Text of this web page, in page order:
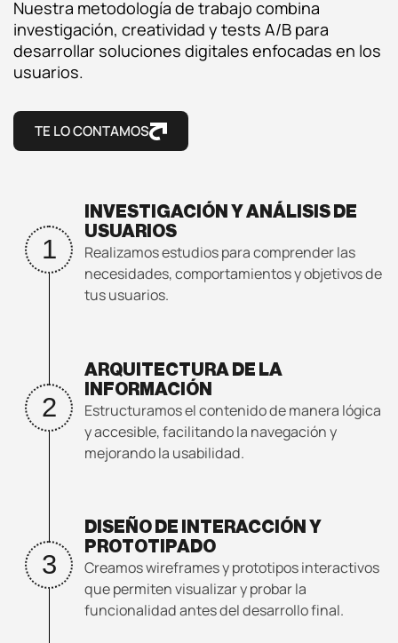
Análisis UX/UI
CRO
Diseño web
Analítica web
Marketplaces
Nuestra metodología de trabajo combina
investigación, creatividad y tests A/B para
desarrollar soluciones digitales enfocadas en los
usuarios.
TE LO CONTAMOS
1
INVESTIGACIÓN Y ANÁLISIS DE
USUARIOS
Realizamos estudios para comprender las
necesidades, comportamientos y objetivos de
tus usuarios.
2
ARQUITECTURA DE LA
INFORMACIÓN
Estructuramos el contenido de manera lógica
y accesible, facilitando la navegación y
mejorando la usabilidad.
3
DISEÑO DE INTERACCIÓN Y
PROTOTIPADO
Creamos wireframes y prototipos interactivos
que permiten visualizar y probar la
funcionalidad antes del desarrollo final.